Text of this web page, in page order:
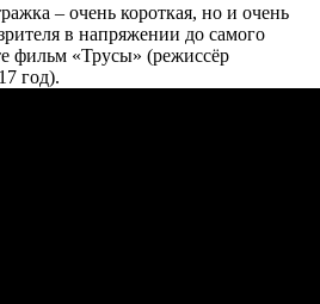
– очень короткая, но и очень
в напряжении до самого
фильм «Трусы» (режиссёр
год).